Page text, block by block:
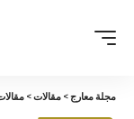
مجلة معارج> مقالات>